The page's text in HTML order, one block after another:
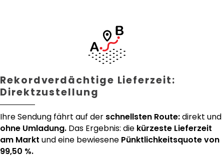
Rekordverdächtige Lieferzeit:
Direktzustellung
Ihre Sendung fährt auf der schnellsten Route:direkt und
ohne Umladung. Das Ergebnis: die kürzeste Lieferzeit
am Markt und eine bewiesene Pünktlichkeitsquote von
99,50 %.